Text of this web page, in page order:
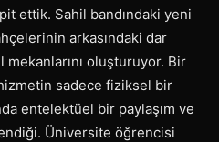
ettik. Sahil bandındaki yeni
arkasındaki dar
mekanlarını oluşturuyor. Bir
sadece fiziksel bir
entelektüel bir paylaşım ve
Üniversite öğrencisi